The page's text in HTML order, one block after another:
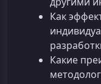
Как
Какие